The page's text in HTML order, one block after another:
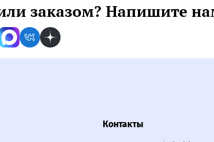
заказом? Напишите
Контакты